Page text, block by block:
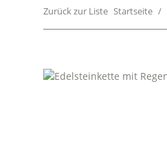
Zurück zur Liste Startseite